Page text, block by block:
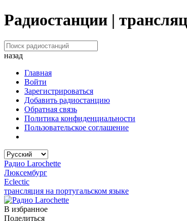
Радиостанции |
назад
Главная
Войти
Зарегистрироваться
Добавить радиостанцию
Обратная связь
Политика конфиденциальности
Пользовательское соглашение
Радио Larochette
Люксембург
Eclectic
трансляция на португальском языке
В избранное
Поделиться